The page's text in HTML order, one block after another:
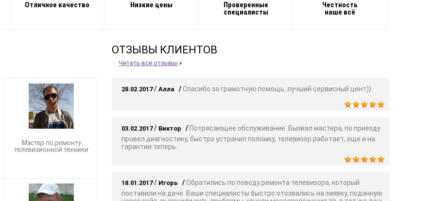
Отличное качество Низкие цены
Проверенные
специалисты
Честность
наше всё
Мастер по ремонту
телевизионной техники
ОТЗЫВЫ КЛИЕНТОВ
Читать все отзывы
28.02.2017/ Алла /Спасибо за грамотную помощь, лучший сервисный цент))
03.02.2017/ Виктор / Потрясающее обслуживание. Вызвал мастера, по приезду
провел диагностику, быстро устранил поломку, телевизор работает, еще и на
гарантии теперь.
18.01.2017/ Игорь /Обратились по поводу ремонта телевизора, который
поставили на даче. Ваши специалисты быстро отозвались на заявку, поданную